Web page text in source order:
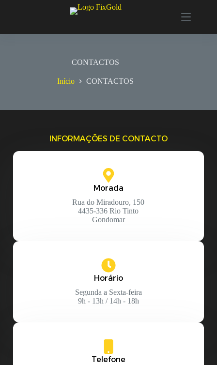
CONTACTOS
Início CONTACTOS
INFORMAÇÕES DE CONTACTO
Morada
Rua do Miradouro, 150
4435-336 Rio Tinto
Gondomar
Horário
Segunda a Sexta-feira
9h - 13h / 14h - 18h
Telefone